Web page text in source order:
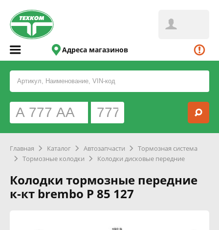
Адреса магазинов
Главная Каталог Автозапчасти
Тормозная система
Тормозные колодки
Колодки дисковые передние
Колодки тормозные передние
к-кт brembo P 85 127